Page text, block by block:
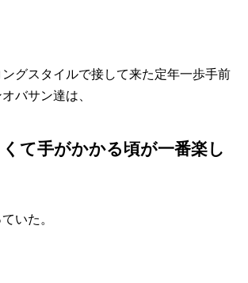
グスタイルで接して来た定年一歩手前
バサン達は、
て手がかかる頃が一番楽し
いた。